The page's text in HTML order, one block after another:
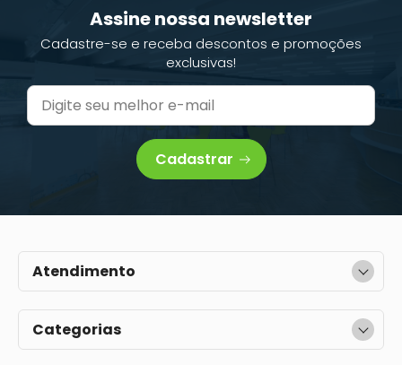
Assine nossa newsletter
Cadastre-se e receba descontos e promoções
exclusivas!
Cadastrar
Categorias
Atendimento